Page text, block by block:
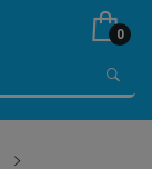
0